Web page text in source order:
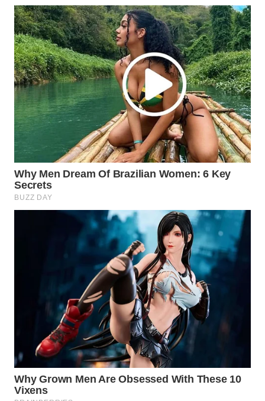
WAHANA
INFRASTRUKTUR
WAHANA
KONSUMEN
WAHANA
LISTRIK
WAHANA
TRAVEL
WAHANA
TV
WAHANANEWS
NET
WAHANA
SPORT